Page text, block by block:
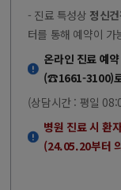
- 진료 특성상 정신
터를 통해 예약이 가
온라인 진료 예
(☎1661-3100)
(상담시간 : 평일
병원 진료 시 환
(24.05.20부터